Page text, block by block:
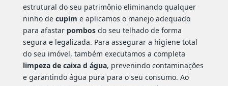
estrutural do seu patrimônio eliminando qualquer
ninho de cupim e aplicamos o manejo adequado
para afastar pombosdo seu telhado de forma
segura e legalizada. Para assegurar a higiene total
do seu imóvel, também executamos a completa
limpeza de caixa d água, prevenindo contaminações
e garantindo água pura para o seu consumo. Ao